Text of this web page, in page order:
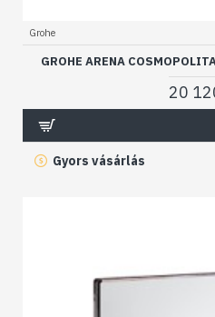
Grohe
GROHE ARENA
20
Gyors vásárlás